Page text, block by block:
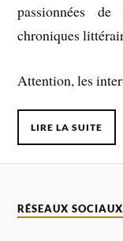
passionnées
chroniques
Attention, les
LIRE LA SUITE
RÉSEAUX SOCIAUX